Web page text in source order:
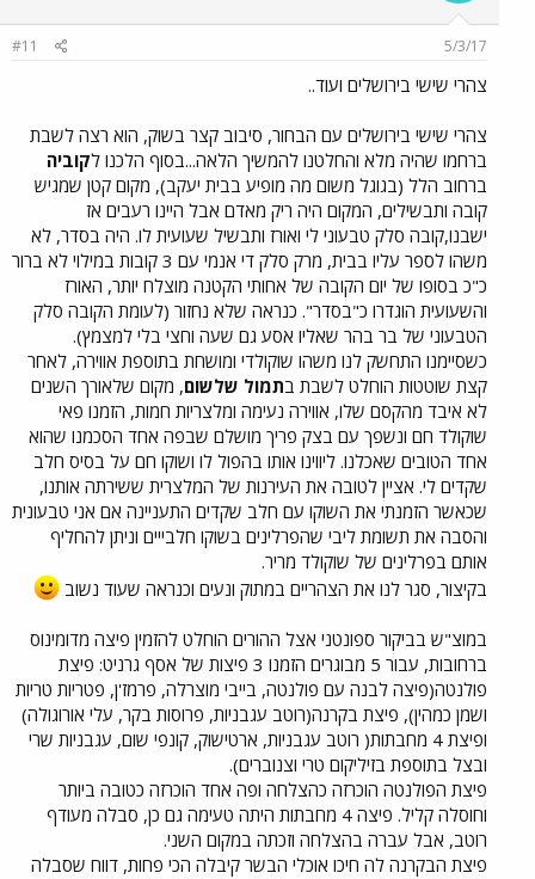
5/3/17
#11
צהרי שישי בירושלים ועוד..
צהרי שישי בירושלים עם הבחור, סיבוב קצר בשוק, הוא רצה לשבת
ברחמו שהיה מלא והחלטנו להמשיך הלאה...בסוף הלכנו לקוביה
ברחוב הלל (בגוגל משום מה מופיע בבית יעקב), מקום קטן שמגיש
קובה ותבשילים, המקום היה ריק מאדם אבל היינו רעבים אז
ישבנו,קובה סלק טבעוני לי ואורז ותבשיל שעועית לו. היה בסדר, לא
משהו לספר עליו בבית, מרק סלק די אנמי עם 3 קובות במילוי לא ברור
כ"כ בסופו של יום הקובה של אחותי הקטנה מוצלח יותר, האורז
והשעועית הוגדרו כ"בסדר". כנראה שלא נחזור (לעומת הקובה סלק
הטבעוני של בר בהר שאליו אסע גם שעה וחצי בלי למצמץ).
כשסיימנו התחשק לנו משהו שוקולדי ומושחת בתוספת אווירה, לאחר
קצת שוטטות הוחלט לשבת בתמול שלשום, מקום שלאורך השנים
לא איבד מהקסם שלו, אווירה נעימה ומלצריות חמות, הזמנו פאי
שוקולד חם ונשפך עם בצק פריך מושלם שבפה אחד הסכמנו שהוא
אחד הטובים שאכלנו. ליווינו אותו בהפול לו ושוקו חם על בסיס חלב
שקדים לי. אציין לטובה את העירנות של המלצרית ששירתה אותנו,
שכאשר הזמנתי את השוקו עם חלב שקדים התעניינה אם אני טבעונית
והסבה את תשומת ליבי שהפרלינים בשוקו חלבייים וניתן להחליף
אותם בפרלינים של שוקולד מריר.
בקיצור, סגר לנו את הצהריים במתוק ונעים וכנראה שעוד נשוב
במוצ"ש בביקור ספונטני אצל ההורים הוחלט להזמין פיצה מדומינוס
ברחובות, עבור 5 מבוגרים הזמנו 3 פיצות של אסף גרניט: פיצת
פולנטה(פיצה לבנה עם פולנטה, בייבי מוצרלה, פרמז'ן, פטריות טריות
ושמן כמהין), פיצת בקרנה(רוטב עגבניות, פרוסות בקר, עלי אורוגולה)
ופיצת 4 מחבתות( רוטב עגבניות, ארטישוק, קונפי שום, עגבניות שרי
ובצל בתוספת בזיליקום טרי וצנוברים).
פיצת הפולנטה הוכרזה כהצלחה ופה אחד הוכרזה כטובה ביותר
וחוסלה קליל. פיצה 4 מחבתות היתה טעימה גם כן, סבלה מעודף
רוטב, אבל עברה בהצלחה וזכתה במקום השני.
פיצת הבקרנה לה חיכו אוכלי הבשר קיבלה הכי פחות, דווח שסבלה